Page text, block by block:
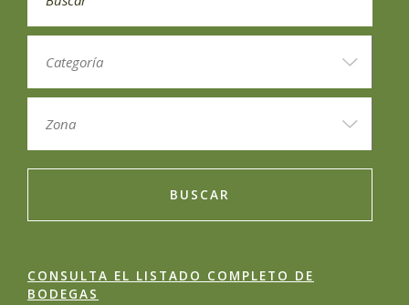
BUSCAR
CONSULTA EL LISTADO COMPLETO DE
BODEGAS